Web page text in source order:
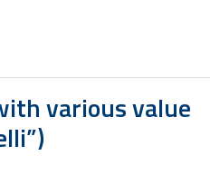
various value